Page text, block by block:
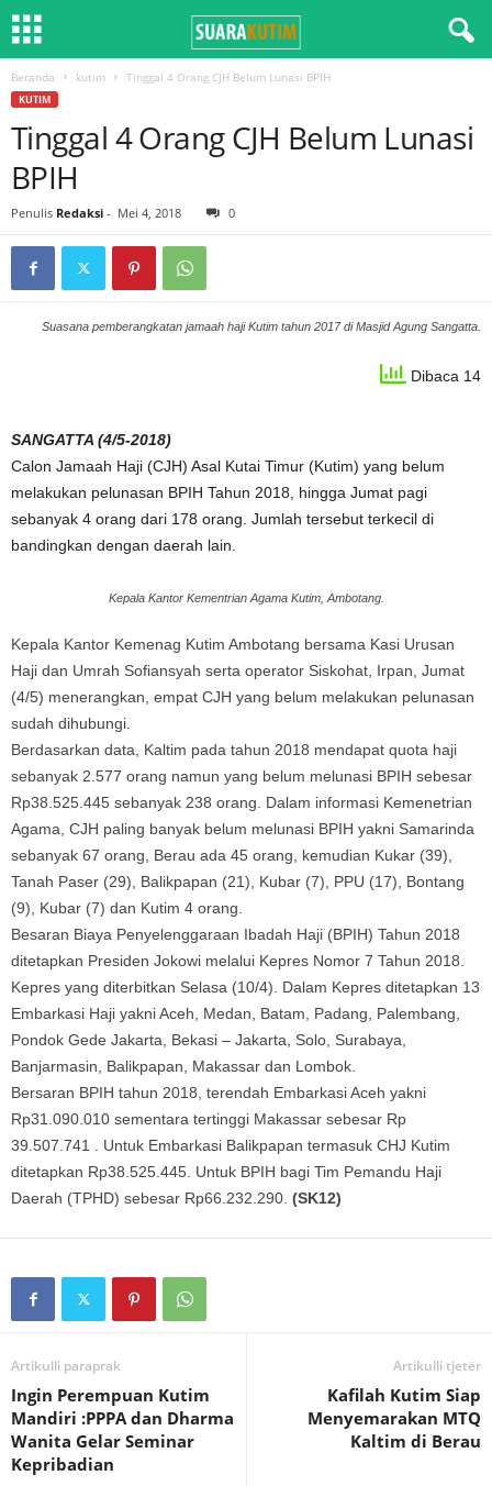
Beranda kutim Tinggal 4 Orang CJH Belum Lunasi BPIH
KUTIM
Tinggal 4 Orang CJH Belum Lunasi
BPIH
Penulis Redaksi - Mei 4, 2018 0
Suasana pemberangkatan jamaah haji Kutim tahun 2017 di Masjid Agung Sangatta.
Dibaca 14
SANGATTA (4/5-2018)
Calon Jamaah Haji (CJH) Asal Kutai Timur (Kutim) yang belum
melakukan pelunasan BPIH Tahun 2018, hingga Jumat pagi
sebanyak 4 orang dari 178 orang. Jumlah tersebut terkecil di
bandingkan dengan daerah lain.
Kepala Kantor Kementrian Agama Kutim, Ambotang.
Kepala Kantor Kemenag Kutim Ambotang bersama Kasi Urusan
Haji dan Umrah Sofiansyah serta operator Siskohat, Irpan, Jumat
(4/5) menerangkan, empat CJH yang belum melakukan pelunasan
sudah dihubungi.
Berdasarkan data, Kaltim pada tahun 2018 mendapat quota haji
sebanyak 2.577 orang namun yang belum melunasi BPIH sebesar
Rp38.525.445 sebanyak 238 orang. Dalam informasi Kemenetrian
Agama, CJH paling banyak belum melunasi BPIH yakni Samarinda
sebanyak 67 orang, Berau ada 45 orang, kemudian Kukar (39),
Tanah Paser (29), Balikpapan (21), Kubar (7), PPU (17), Bontang
(9), Kubar (7) dan Kutim 4 orang.
Besaran Biaya Penyelenggaraan Ibadah Haji (BPIH) Tahun 2018
ditetapkan Presiden Jokowi melalui Kepres Nomor 7 Tahun 2018.
Kepres yang diterbitkan Selasa (10/4). Dalam Kepres ditetapkan 13
Embarkasi Haji yakni Aceh, Medan, Batam, Padang, Palembang,
Pondok Gede Jakarta, Bekasi – Jakarta, Solo, Surabaya,
Banjarmasin, Balikpapan, Makassar dan Lombok.
Bersaran BPIH tahun 2018, terendah Embarkasi Aceh yakni
Rp31.090.010 sementara tertinggi Makassar sebesar Rp
39.507.741 . Untuk Embarkasi Balikpapan termasuk CHJ Kutim
ditetapkan Rp38.525.445. Untuk BPIH bagi Tim Pemandu Haji
Daerah (TPHD) sebesar Rp66.232.290. (SK12)
Artikulli paraprak
Ingin Perempuan Kutim
Mandiri :PPPA dan Dharma
Wanita Gelar Seminar
Kepribadian
Artikulli tjetër
Kafilah Kutim Siap
Menyemarakan MTQ
Kaltim di Berau